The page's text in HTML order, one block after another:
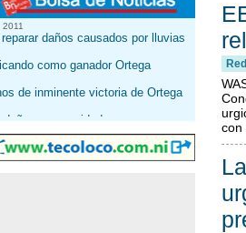
daños causados por lluvias
como ganador Ortega
de inminente victoria de Ortega
y necesidades
con